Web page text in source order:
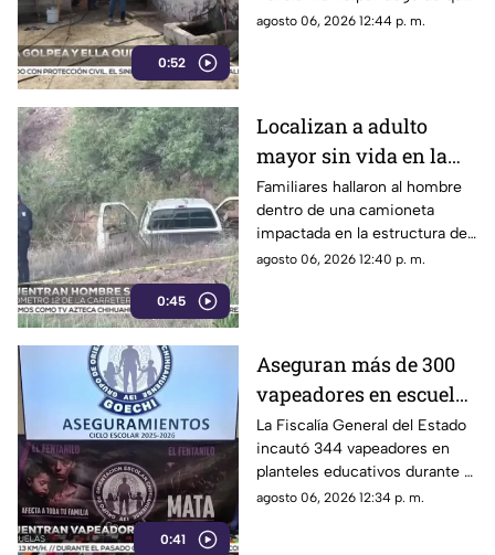
0:52
incendio
el hombre agrediera a la mujer
agosto 06, 2026 12:44 p. m.
0:45
Localizan a adulto
mayor sin vida en la
carretera de
Cuahtémoc; habría
sufrido infarto al
volante
Familiares hallaron al hombre
dentro de una camioneta
impactada en la estructura de
un puente a la altura del
agosto 06, 2026 12:40 p. m.
0:41
Aseguran más de 300
vapeadores en escuelas
de Chihuahua; detectan
dispositivo wax
La Fiscalía General del Estado
incautó 344 vapeadores en
planteles educativos durante el
ciclo escolar 2025-2026; 36
agosto 06, 2026 12:34 p. m.